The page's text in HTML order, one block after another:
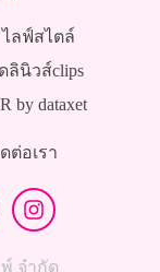
ไลฟ์สไตล์
ดลินิวส์clips
by dataxet
ต่อเรา
จำกัด